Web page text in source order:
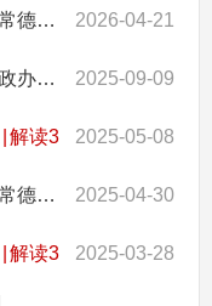
2026-04-21
常德市人民政府办公室关于印发《常德市人民政府2026年度重大行政决策事项目录》的通知
2025-09-09
常德市人民政府办公室关于废止常政办函〔2018〕29号文件的通知
2025-05-08
解读3
2025-04-30
常德市人民政府办公室关于印发《常德市人民政府2025年度重大行政决策事项目录》的通知
2025-03-28
解读3